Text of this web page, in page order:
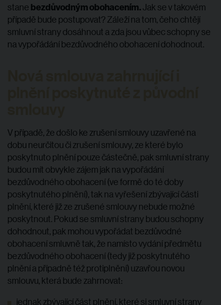
stane bezdůvodným obohacením.Jak se v takovém
případě bude postupovat? Záleží na tom, čeho chtějí
smluvní strany dosáhnout a zda jsou vůbec schopny se
na vypořádání bezdůvodného obohacení dohodnout.
V případě, že došlo ke zrušení smlouvy uzavřené na
dobu neurčitou či zrušení smlouvy, ze které bylo
poskytnuto plnění pouze částečně, pak smluvní strany
budou mít obvykle zájem jak na vypořádání
bezdůvodného obohacení (ve formě do té doby
poskytnutého plnění), tak na vyřešení zbývající části
plnění, které již ze zrušené smlouvy nebude možné
poskytnout. Pokud se smluvní strany budou schopny
dohodnout, pak mohou vypořádat bezdůvodné
obohacení smluvně tak, že namísto vydání předmětu
bezdůvodného obohacení (tedy již poskytnutého
plnění a případně též protiplnění) uzavřou novou
smlouvu, která bude zahrnovat:
jednak zbývající část plnění, které si smluvní strany